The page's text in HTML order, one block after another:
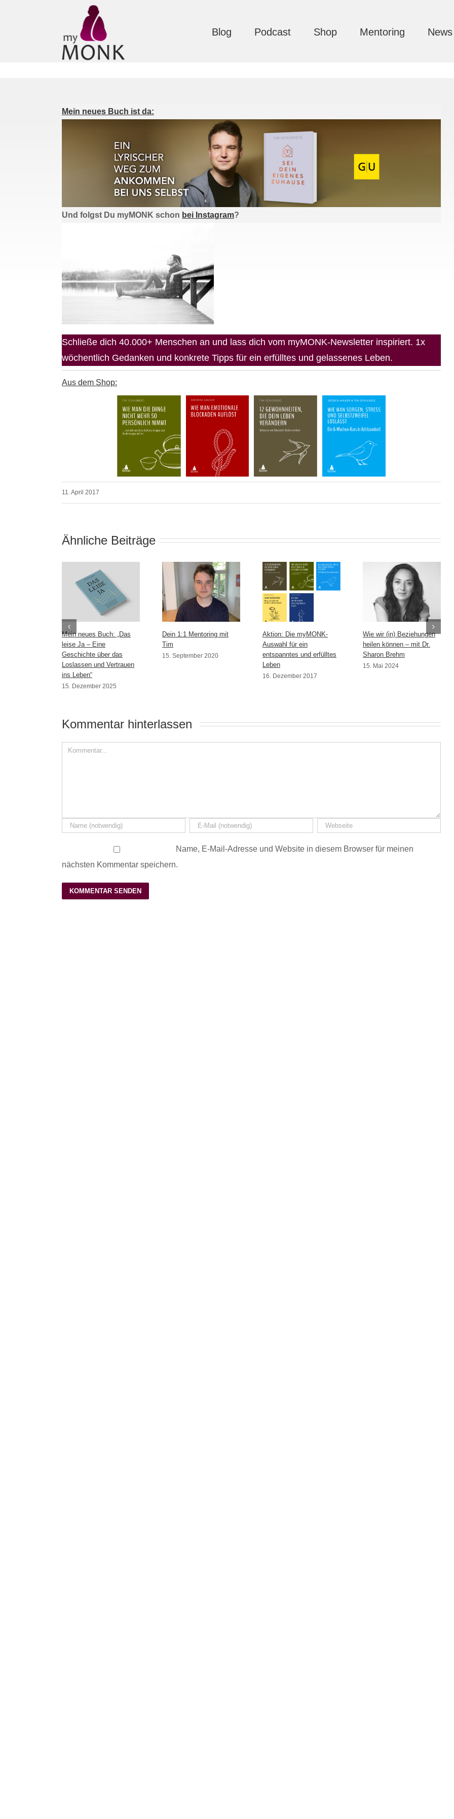
Blog Podcast Shop Mentoring News
Mein neues Buch ist da:
Und folgst Du myMONK schon bei Instagram?
Schließe dich 40.000+ Menschen an und lass dich vom myMONK-Newsletter inspiriert. 1x
wöchentlich Gedanken und konkrete Tipps für ein erfülltes und gelassenes Leben.
Aus dem Shop:
11. April 2017
Ähnliche Beiträge
Mein neues Buch: „Das
leise Ja – Eine
Geschichte über das
Loslassen und Vertrauen
ins Leben“
15. Dezember 2025
Dein 1:1 Mentoring mit
Tim
15. September 2020
Aktion: Die myMONK-
Auswahl für ein
entspanntes und erfülltes
Leben
16. Dezember 2017
Wie wir (in) Beziehungen
heilen können – mit Dr.
Sharon Brehm
15. Mai 2024
Kommentar hinterlassen
Name, E-Mail-Adresse und Website in diesem Browser für meinen
nächsten Kommentar speichern.